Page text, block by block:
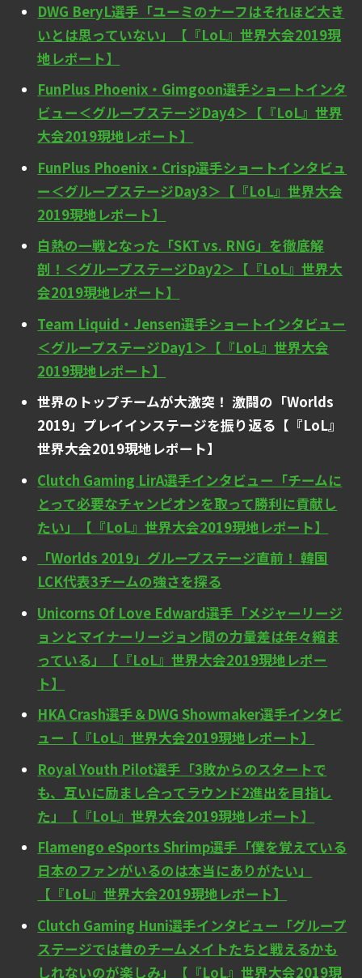
DWG BeryL選手「ユーミのナーフはそれほど大き
いとは思っていない」【『LoL』世界大会2019現
地レポート】
FunPlus Phoenix・Gimgoon選手ショートインタ
ビュー＜グループステージDay4＞【『LoL』世界
大会2019現地レポート】
FunPlus Phoenix・Crisp選手ショートインタビュ
ー＜グループステージDay3＞【『LoL』世界大会
2019現地レポート】
白熱の一戦となった「SKT vs. RNG」を徹底解
剖！＜グループステージDay2＞【『LoL』世界大
会2019現地レポート】
Team Liquid・Jensen選手ショートインタビュー
＜グループステージDay1＞【『LoL』世界大会
2019現地レポート】
世界のトップチームが大激突！ 激闘の「Worlds
2019」プレイインステージを振り返る【『LoL』
世界大会2019現地レポート】
Clutch Gaming LirA選手インタビュー「チームに
とって必要なチャンピオンを取って勝利に貢献し
たい」【『LoL』世界大会2019現地レポート】
「Worlds 2019」グループステージ直前！ 韓国
LCK代表3チームの強さを探る
Unicorns Of Love Edward選手「メジャーリージ
ョンとマイナーリージョン間の力量差は年々縮ま
っている」【『LoL』世界大会2019現地レポー
ト】
HKA Crash選手＆DWG Showmaker選手インタビ
ュー【『LoL』世界大会2019現地レポート】
Royal Youth Pilot選手「3敗からのスタートで
も、互いに励まし合ってラウンド2進出を目指し
た」【『LoL』世界大会2019現地レポート】
Flamengo eSports Shrimp選手「僕を覚えている
日本のファンがいるのは本当にありがたい」
【『LoL』世界大会2019現地レポート】
Clutch Gaming Huni選手インタビュー「グループ
ステージでは昔のチームメイトたちと戦えるかも
しれないのが楽しみ」【『LoL』世界大会2019現